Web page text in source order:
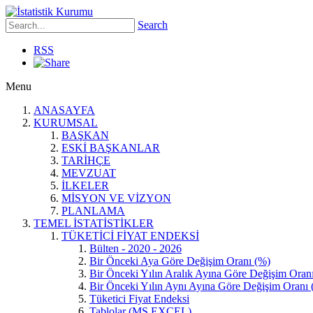
Search
RSS
Menu
ANASAYFA
KURUMSAL
BAŞKAN
ESKİ BAŞKANLAR
TARİHÇE
MEVZUAT
İLKELER
MİSYON VE VİZYON
PLANLAMA
TEMEL İSTATİSTİKLER
TÜKETİCİ FİYAT ENDEKSİ
Bülten - 2020 - 2026
Bir Önceki Aya Göre Değişim Oranı (%)
Bir Önceki Yılın Aralık Ayına Göre Değişim
Bir Önceki Yılın Aynı Ayına Göre Değişim Oranı
Tüketici Fiyat Endeksi